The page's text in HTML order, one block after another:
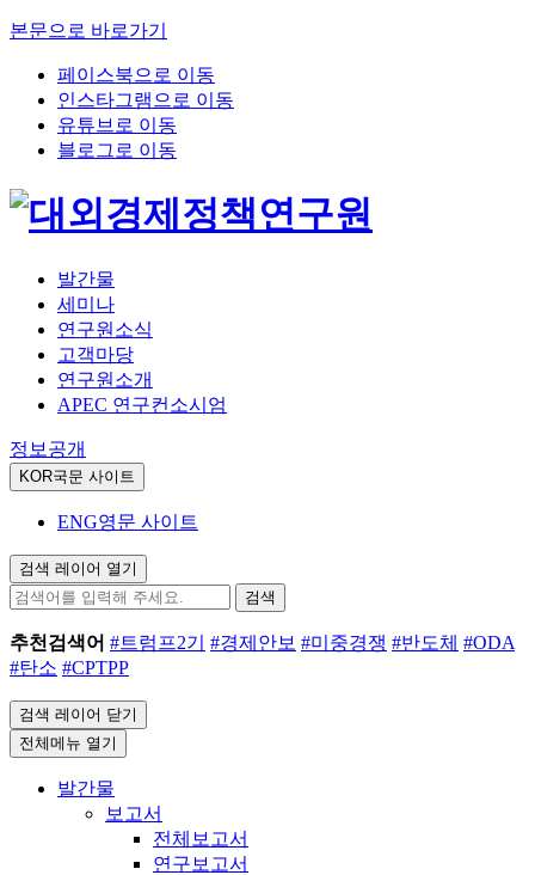
본문으로 바로가기
페이스북으로 이동
인스타그램으로 이동
유튜브로 이동
블로그로 이동
발간물
세미나
연구원소식
고객마당
연구원소개
APEC 연구컨소시엄
정보공개
KOR국문 사이트
ENG영문 사이트
검색 레이어 열기
검색
추천검색어 #트럼프2기 #경제안보 #미중경쟁 #반도체 #ODA
#탄소 #CPTPP
검색 레이어 닫기
전체메뉴 열기
발간물
보고서
전체보고서
연구보고서